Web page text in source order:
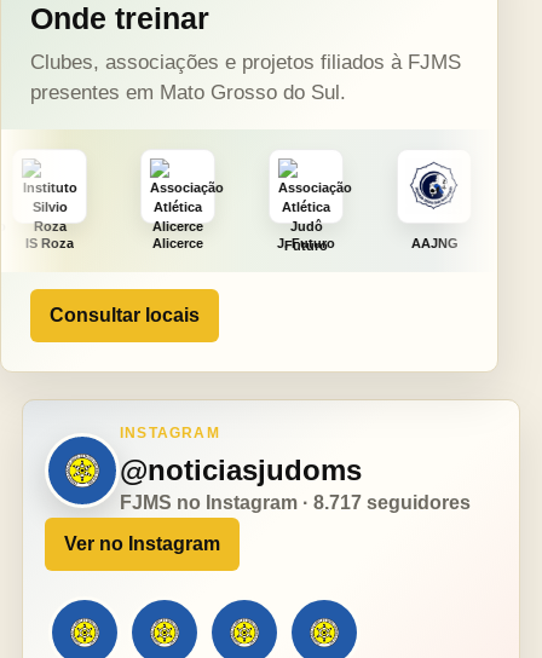
Onde treinar
Clubes, associações e projetos filiados à FJMS
presentes em Mato Grosso do Sul.
Alicerce J. Futuro AAJNG TSURU
Consultar locais
INSTAGRAM
@noticiasjudoms
FJMS no Instagram · 8.717 seguidores
Ver no Instagram